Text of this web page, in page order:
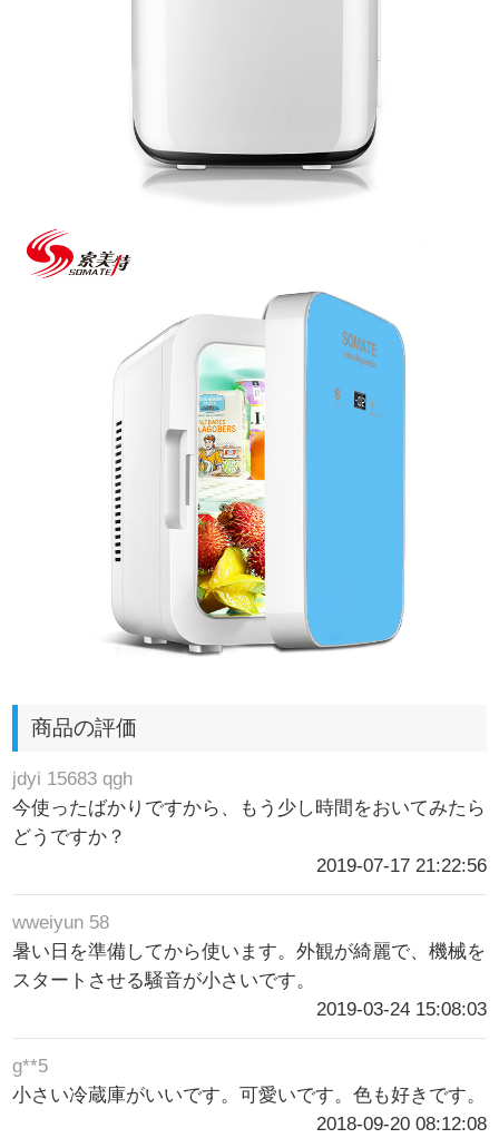
商品の評価
jdyi 15683 qgh
今使ったばかりですから、もう少し時間をおいてみたら
どうですか？
2019-07-17 21:22:56
wweiyun 58
暑い日を準備してから使います。外観が綺麗で、機械を
スタートさせる騒音が小さいです。
2019-03-24 15:08:03
g**5
小さい冷蔵庫がいいです。可愛いです。色も好きです。
2018-09-20 08:12:08